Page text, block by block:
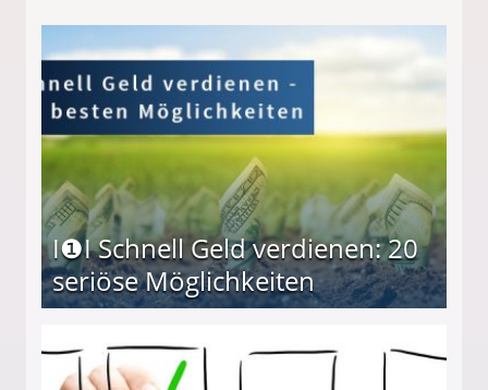
I❶I Schnell Geld verdienen: 20
seriöse Möglichkeiten